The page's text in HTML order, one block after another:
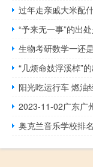
过年走亲戚大米配
“予来无一事”的出
生物考研数学一还
“几烦命妓浮溪棹”
阳光吃运行车 燃油
2023-11-02广东广
奥克兰音乐学校排名